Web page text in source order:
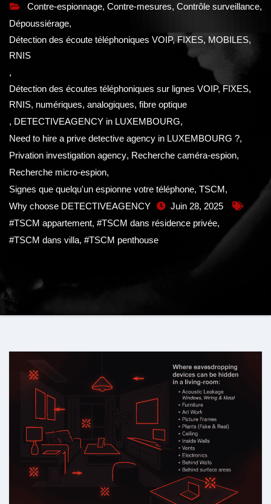
Contre-espionnage, Contre-mesures, Contrôle surveillance,
Dépoussiérage,
Détection des écoute téléphoniques VOIP, FIXES, MOBILES,
RNIS
,
Détection des écoutes téléphoniques sur lignes VOIP, FIXES,
RNIS, numériques, analogiques, fibre optique
, DETECTIVEAGENCY in LUXEMBOURG,
Need to hire a prive detective agency in LUXEMBOURG ?,
Privation investigation agency, Recherche caméra-espion,
Recherche micro-espion,
Signes que quelqu'un espionne votre téléphone, TSCM,
Why choose DETECTIVEAGENCY
Juin 28, 2025
#TSCM appartement, #TSCM dans résidence privée,
#TSCM dans villa, #TSCM penthouse